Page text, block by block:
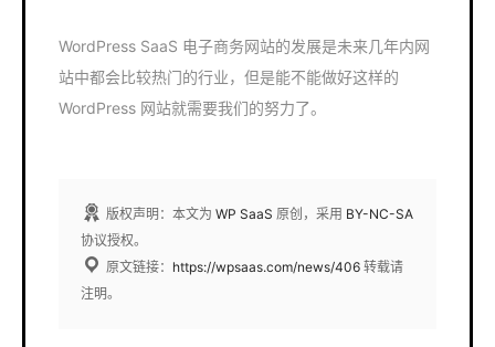
WordPress SaaS 电子商务网站的发展是未来几年内网
站中都会比较热门的行业，但是能不能做好这样的
WordPress 网站就需要我们的努力了。
版权声明：本文为 WP SaaS 原创，采用 BY-NC-SA
协议授权。
原文链接： https://wpsaas.com/news/406 转载请
注明。